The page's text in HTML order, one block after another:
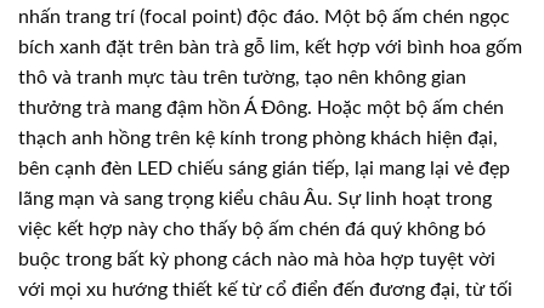
nhấn trang trí (focal point) độc đáo. Một bộ ấm chén ngọc
bích xanh đặt trên bàn trà gỗ lim, kết hợp với bình hoa gốm
thô và tranh mực tàu trên tường, tạo nên không gian
thưởng trà mang đậm hồn Á Đông. Hoặc một bộ ấm chén
thạch anh hồng trên kệ kính trong phòng khách hiện đại,
bên cạnh đèn LED chiếu sáng gián tiếp, lại mang lại vẻ đẹp
lãng mạn và sang trọng kiểu châu Âu. Sự linh hoạt trong
việc kết hợp này cho thấy bộ ấm chén đá quý không bó
buộc trong bất kỳ phong cách nào mà hòa hợp tuyệt vời
với mọi xu hướng thiết kế từ cổ điển đến đương đại, từ tối